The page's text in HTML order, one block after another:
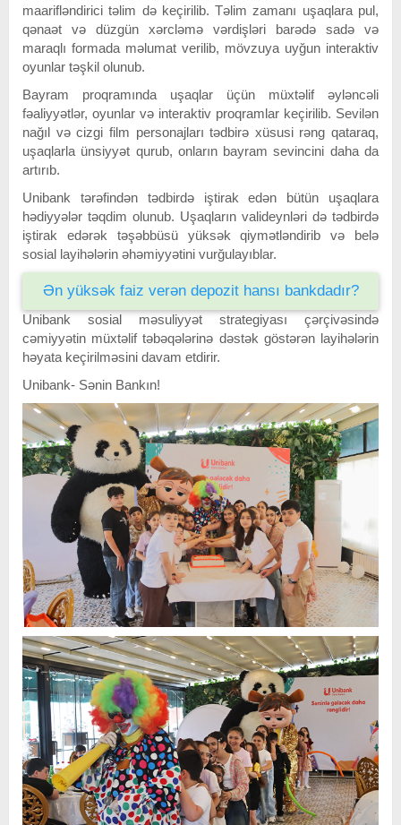
maarifləndirici təlim də keçirilib. Təlim zamanı uşaqlara pul,
qənaət və düzgün xərcləmə vərdişləri barədə sadə və
maraqlı formada məlumat verilib, mövzuya uyğun interaktiv
oyunlar təşkil olunub.
Bayram proqramında uşaqlar üçün müxtəlif əyləncəli
fəaliyyətlər, oyunlar və interaktiv proqramlar keçirilib. Sevilən
nağıl və cizgi film personajları tədbirə xüsusi rəng qataraq,
uşaqlarla ünsiyyət qurub, onların bayram sevincini daha da
artırıb.
Unibank tərəfindən tədbirdə iştirak edən bütün uşaqlara
hədiyyələr təqdim olunub. Uşaqların valideynləri də tədbirdə
iştirak edərək təşəbbüsü yüksək qiymətləndirib və belə
sosial layihələrin əhəmiyyətini vurğulayıblar.
Ən yüksək faiz verən depozit hansı bankdadır?
Unibank sosial məsuliyyət strategiyası çərçivəsində
cəmiyyətin müxtəlif təbəqələrinə dəstək göstərən layihələrin
həyata keçirilməsini davam etdirir.
Unibank- Sənin Bankın!